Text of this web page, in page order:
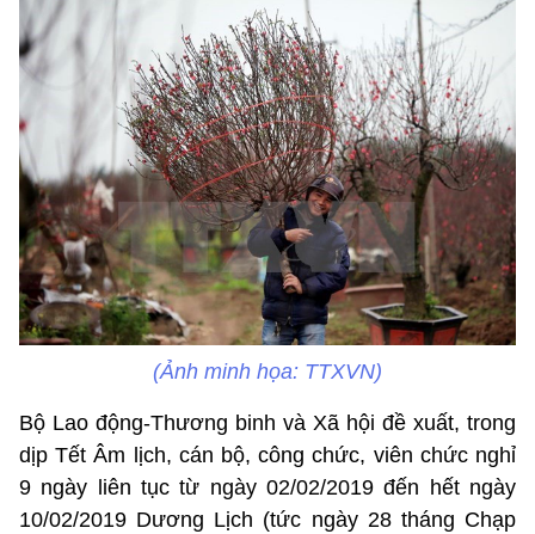
(Ảnh minh họa: TTXVN)
Bộ Lao động-Thương binh và Xã hội đề xuất, trong
dịp Tết Âm lịch, cán bộ, công chức, viên chức nghỉ
9 ngày liên tục từ ngày 02/02/2019 đến hết ngày
10/02/2019 Dương Lịch (tức ngày 28 tháng Chạp